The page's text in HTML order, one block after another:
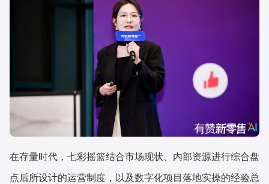
在存量时代，七彩摇篮结合市场现状、内部资源进行综合盘
点后所设计的运营制度，以及数字化项目落地实操的经验总